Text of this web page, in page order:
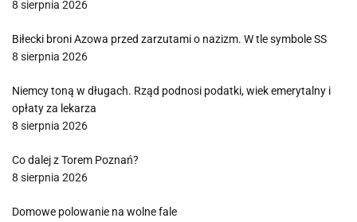
8 sierpnia 2026
Biłecki broni Azowa przed zarzutami o nazizm. W tle symbole SS
8 sierpnia 2026
Niemcy toną w długach. Rząd podnosi podatki, wiek emerytalny i
opłaty za lekarza
8 sierpnia 2026
Co dalej z Torem Poznań?
8 sierpnia 2026
Domowe polowanie na wolne fale